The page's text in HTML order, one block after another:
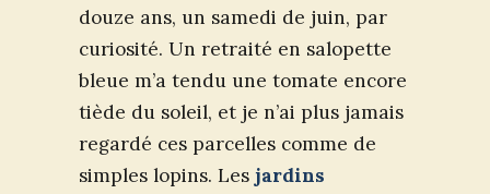
douze ans, un samedi de juin, par
curiosité. Un retraité en salopette
bleue m’a tendu une tomate encore
tiède du soleil, et je n’ai plus jamais
regardé ces parcelles comme de
simples lopins. Les jardins